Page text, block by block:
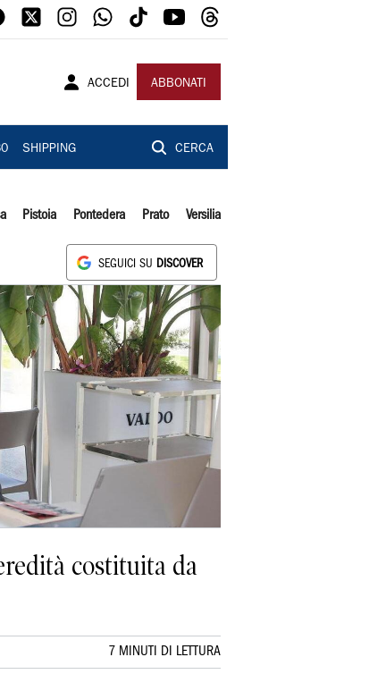
ACCEDI ABBONATI
SHIPPING CERCA
Pistoia Pontedera Prato Versilia
SEGUICI SU DISCOVER
costituita da
7 MINUTI DI LETTURA